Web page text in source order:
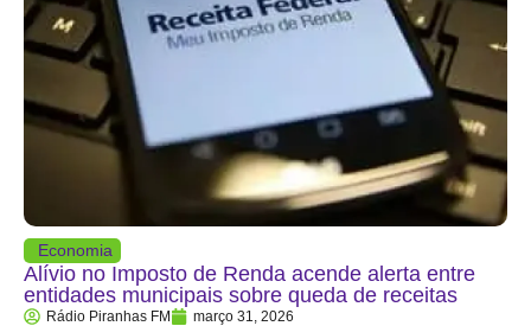
Economia
Alívio no Imposto de Renda acende alerta entre
entidades municipais sobre queda de receitas
Rádio Piranhas FM março 31, 2026